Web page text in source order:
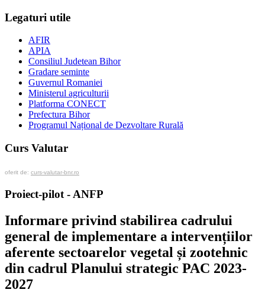
Legaturi utile
AFIR
APIA
Consiliul Judetean Bihor
Gradare seminte
Guvernul Romaniei
Ministerul agriculturii
Platforma CONECT
Prefectura Bihor
Programul Național de Dezvoltare Rurală
Curs Valutar
oferit de: curs-valutar-bnr.ro
Proiect-pilot - ANFP
Informare privind stabilirea cadrului
general de implementare a intervențiilor
aferente sectoarelor vegetal și zootehnic
din cadrul Planului strategic PAC 2023-
2027